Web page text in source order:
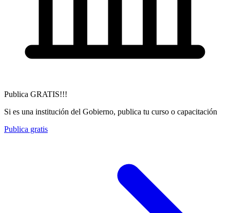
Publica GRATIS!!!
Si es una institución del Gobierno, publica tu curso o capacitación
Publica gratis